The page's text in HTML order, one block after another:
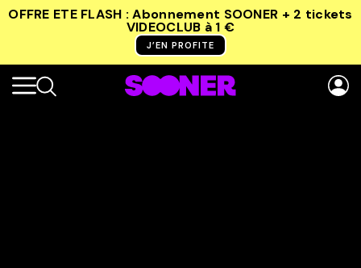
OFFRE ETE FLASH : Abonnement SOONER + 2 tickets
VIDEOCLUB à 1 €
J’EN PROFITE